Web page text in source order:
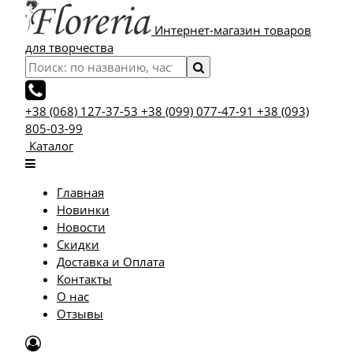
Интернет-магазин товаров
для творчества
+38 (068) 127-37-53 +38 (099) 077-47-91 +38 (093)
805-03-99
Каталог
Главная
Новинки
Новости
Скидки
Доставка и Оплата
Контакты
О нас
Отзывы